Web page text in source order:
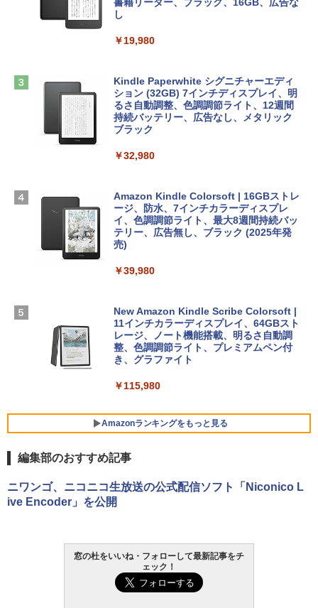
tomtoc 360°保護 15.6 16インチ パソコ
ンケース Dell NEC Lavie ASUS HP dyna
Apple 2026 MacBook Air M5チップ搭載
13インチノートブック：AIとApple Intell
igence、13.6インチLiquid Retinaディ
スプレイ、24GBユニファイドメモリ、1
ームカメラ、日本語キーボード、Touch I
￥298,901
【Amazon.co.jp限定】 HP ノートパソコ
ン 15-fd 15.6インチ 16GBメモリ 512GB
FMV ノートパソコン WE1-K3 (MS 365 P
ersonal/Copilotキー搭載/Win 11/15.6型/
Core i5/16GB/SSD 512GB/ホワイト) FM
VWK3E15W_AZ
￥119,800
￥1,300
ows11、10/mac対応|PC2台
￥39,582
定バーチャルアイテムを含む】 【オンラ
￥3,200
Robloxギフトカード - 1000 Robux 【限
インゲームコード】 ロブロックス |オン
￥1,600
￥99
ClaudeCode いちばんやさしい 教科書:
にもKindle出版にも！ 非エンジニアのた
めのAIコーディング入門シリーズ
￥99
FM TOWNS ハイパー・カタログ: 本体ハ
￥1,600
1冊ですべて身につくHTML & CSSとWe
書籍リーダー、ブラック、16GB、広告な
し
￥19,980
Kindle Paperwhite シグニチャーエディ
ション (32GB) 7インチディスプレイ、明
るさ自動調整、色調調節ライト、12週間
持続バッテリー、広告なし、メタリック
ブラック
￥32,980
Amazon Kindle Colorsoft | 16GBストレ
ージ、防水、7インチカラーディスプレ
イ、色調調節ライト、最大8週間持続バッ
テリー、広告無し、ブラック (2025年発
売)
￥39,980
New Amazon Kindle Scribe Colorsoft |
11インチカラーディスプレイ、64GBスト
レージ、ノート機能搭載、明るさ自動調
整、色調調節ライト、プレミアムペン付
き、グラファイト
￥115,980
Amazonランキングをもっと見る
編集部のおすすめ記事
ニワンゴ、ニコニコ生放送の公式配信ソフト「Niconico L
ive Encoder」を公開
窓の杜をいいね・フォローして最新記事をチ
ェック！